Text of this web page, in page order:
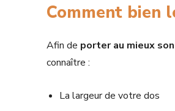
Comment bien
Afin de porter au mieux
connaître :
La largeur de votre dos